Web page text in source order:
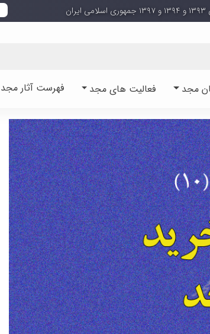
مجد فعالیت های مجد فهرست آثار مجد